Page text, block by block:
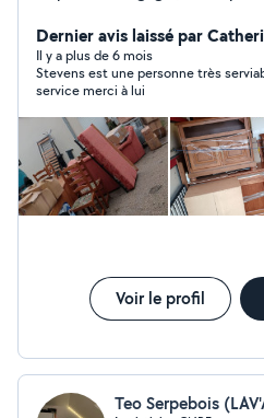
déchet vert Déchetterie si tou est trié pour la
déchetterie Nettoyage terrasse Nettoyage intérieur
/peinture etc Désencombrement Location 20m3 Du
lundi au vendredi 24/24 Et week-end samedi /
dimanches 24/24 Au meilleur service qualité prix A
bientôt
Dernier avis laissé par
Il y a plus de 6 mois
Stevens est une personne très
service merci à lui
Voir le profil
Teo Serpebois